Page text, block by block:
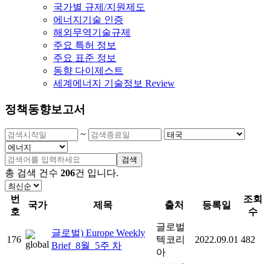
국가별 규제/지원제도
에너지기술 인증
해외무역기술규제
주요 특허 정보
주요 표준 정보
동향 다이제스트
세계에너지 기술정보 Review
정책동향보고서
~
검색
총 검색 건수 206건 입니다.
번
호
국가 제목 출처 등록일
조회
수
176
글로벌) Europe Weekly
Brief_8월_5주 차
글로벌
텍코리
아
2022.09.01 482